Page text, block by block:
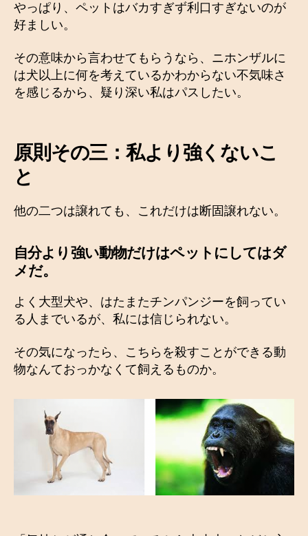
やっぱり、ペットはバカすぎず利口すぎないのが
好ましい。
その意味から言わせてもらうなら、ニホンザルに
は犬以上に何を考えているかわからない不気味さ
を感じるから、疑り深い私はパスしたい。
原則その三：私より強くないこ
と
他の二つは譲れても、これだけは断固譲れない。
自分より強い動物だけはペットにしてはダ
メだ。
よく大型犬や、はたまたチンパンジーを飼ってい
る人までいるが、私には信じられない。
その気になったら、こちらを殺すことができる動
物なんておっかなくて飼えるものか。